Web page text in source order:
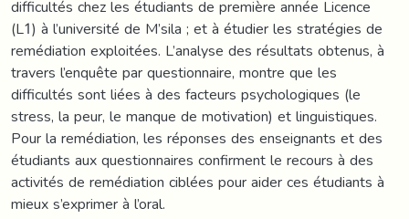
difficultés chez les étudiants de première année Licence
(L1) à l’université de M’sila ; et à étudier les stratégies de
remédiation exploitées. L’analyse des résultats obtenus, à
travers l’enquête par questionnaire, montre que les
difficultés sont liées à des facteurs psychologiques (le
stress, la peur, le manque de motivation) et linguistiques.
Pour la remédiation, les réponses des enseignants et des
étudiants aux questionnaires confirment le recours à des
activités de remédiation ciblées pour aider ces étudiants à
mieux s’exprimer à l’oral.